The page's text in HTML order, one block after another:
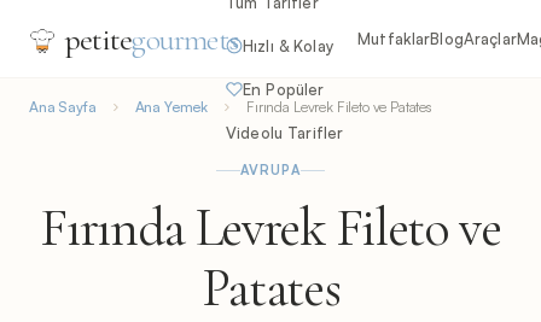
petitegourmets Hızlı & Kolay
En Popüler
Videolu Tarifler
MutfaklarBlogAraçlar
Ana Sayfa Ana Yemek Fırında Levrek Fileto ve Patates
AVRUPA
Fırında Levrek Fileto ve
Patates